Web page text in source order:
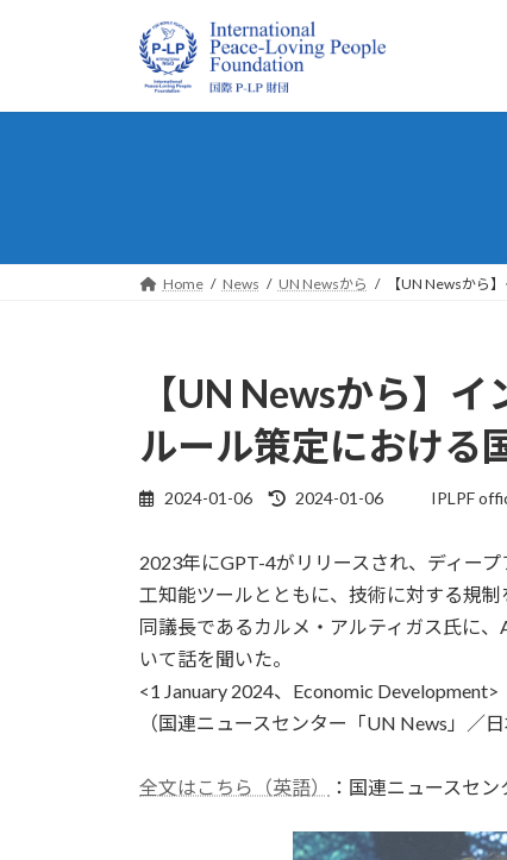
プ
動
Home News UN Newsから 【UN Newsから
【UN Newsから】
ルール策定における
2024-01-06
最
新
日
:
2024-01-06 IPLPF
2023年にGPT-4がリリースされ、ディー
工知能ツールとともに、技術に対する規
同議長であるカルメ・アルティガス氏に
いて話を聞いた。
<1 January 2024、Economic Development>
（国連ニュースセンター「UN News」／
全文はこちら（英語） ：国連ニュースセン